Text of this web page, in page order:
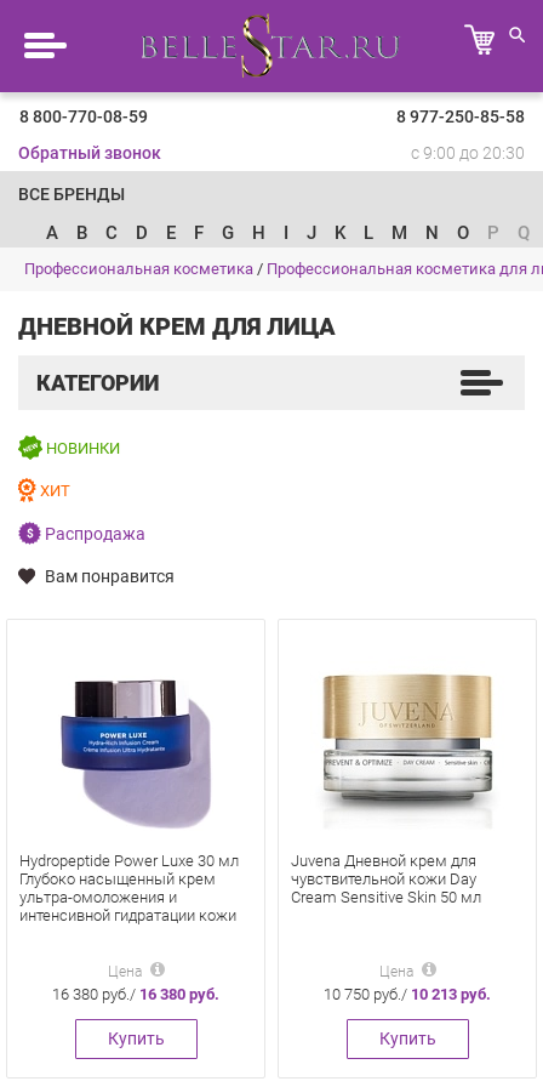
8 800-770-08-59
8 977-250-85-58
Обратный звонок
с 9:00 до 20:30
ВСЕ БРЕНДЫ
A B C D E F G H I J K L M N O P Q
Профессиональная косметика / Профессиональная косметика для
ДНЕВНОЙ КРЕМ ДЛЯ ЛИЦА
КАТЕГОРИИ
НОВИНКИ
ХИТ
Распродажа
Вам понравится
Hydropeptide Power Luxe 30 мл
Глубоко насыщенный крем
ультра-омоложения и
интенсивной гидратации кожи
Цена
16 380 руб./ 16 380 руб.
Купить
Juvena Дневной крем для
чувствительной кожи Day
Cream Sensitive Skin 50 мл
Цена
10 750 руб./ 10 213 руб.
Купить